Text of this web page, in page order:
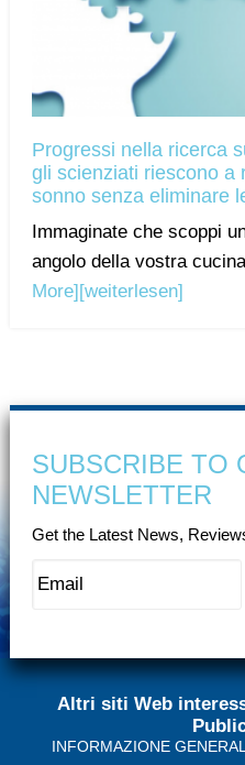
Progressi nella ricerca
gli scienziati riescono a
sonno senza eliminare
Immaginate che scoppi
angolo della vostra
More][weiterlesen]
SUBSCRIBE TO
NEWSLETTER
Get the Latest News,
Altri siti Web
INFORMAZIONE